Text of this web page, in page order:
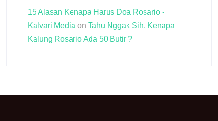
15 Alasan Kenapa Harus Doa Rosario -
Kalvari Media on Tahu Nggak Sih, Kenapa
Kalung Rosario Ada 50 Butir ?